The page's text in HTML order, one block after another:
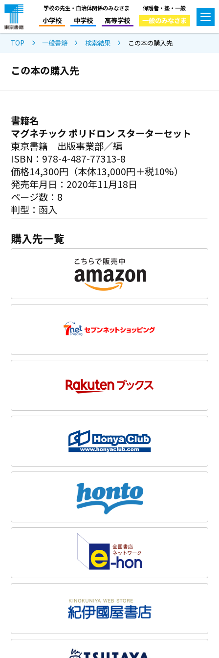
学校の先生・自治体関係のみなさま
小学校 中学校 高等学校
保護者・塾・一般
一般のみなさま
TOP 一般書籍 検索結果 この本の購入先
この本の購入先
書籍名
マグネチック ポリドロン スターターセット
東京書籍 出版事業部／編
ISBN：978-4-487-77313-8
価格14,300円（本体13,000円＋税10%）
発売年月日：2020年11月18日
ページ数：8
判型：函入
購入先一覧